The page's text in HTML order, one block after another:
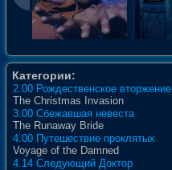
Категории:
2.00 Рождественское вторжение
The Christmas Invasion
3.00 Сбежавшая невеста
The Runaway Bride
4.00 Путешествие проклятых
Voyage of the Damned
4.14 Следующий Доктор